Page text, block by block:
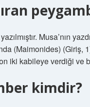
Musa’nın
(Maimonides) (Giriş,
iki kabileye verdiği ve
kimdir?